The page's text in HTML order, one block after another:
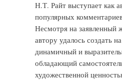
Н.Т. Райт выступает как
популярных
Несмотря на заявленный
автору удалось создать
динамичный и
обладающий
художественной